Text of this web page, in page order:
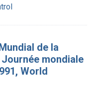
de la
mondiale
World